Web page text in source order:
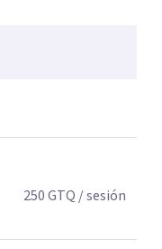
250GTQ / sesión